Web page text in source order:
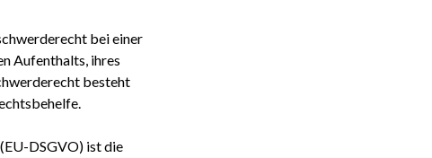
bei einer
Aufenthalts, ihres
besteht
DSGVO) ist die